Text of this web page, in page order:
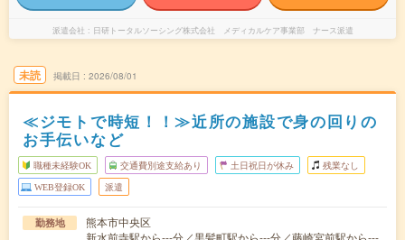
派遣会社 日研トータルソーシング株式会社 メディカルケア事業部 ナース派遣
未読 掲載日 2026/08/01
≪ジモトで時短！！≫近所の施設で身の回りの
お手伝いなど
職種未経験OK 交通費別途支給あり 土日祝日が休み 残業なし
WEB登録OK 派遣
勤務地
熊本市中央区
新水前寺駅から---分／黒髪町駅から---分／藤崎宮前駅から---